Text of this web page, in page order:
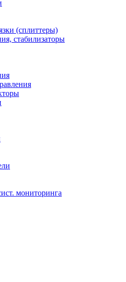
(сплиттеры)
стабилизаторы
мониторинга